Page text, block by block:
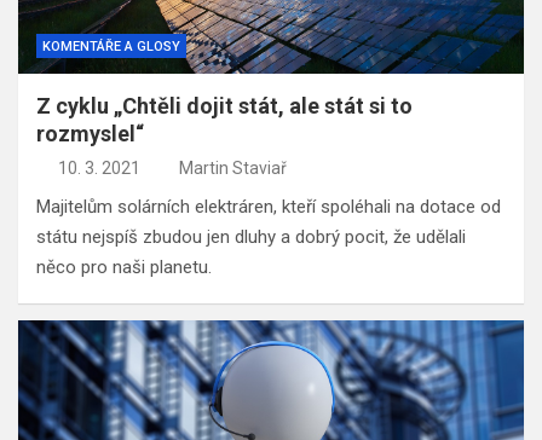
KOMENTÁŘE A GLOSY
Z cyklu „Chtěli dojit stát, ale stát si to
rozmyslel“
10. 3. 2021 Martin Staviař
Majitelům solárních elektráren, kteří spoléhali na dotace od
státu nejspíš zbudou jen dluhy a dobrý pocit, že udělali
něco pro naši planetu.